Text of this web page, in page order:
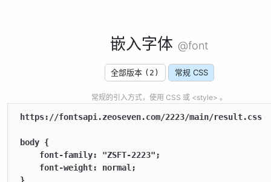
嵌入字体 @font
全部版本 (2) 常规 CSS
常规的引入方式，使用 CSS 或 <style> 。
https://fontsapi.zeoseven.com/2223/main/result.css
body {
    font-family: "ZSFT-2223";
    font-weight: normal;
}